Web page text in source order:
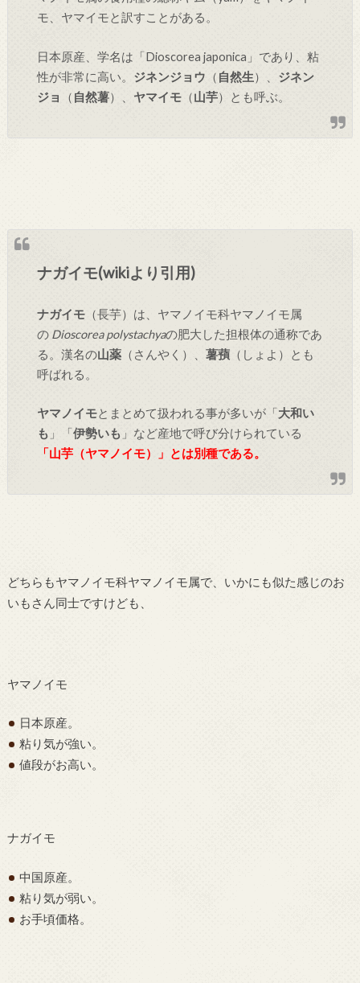
モ、ヤマイモと訳すことがある。
日本原産、学名は「Dioscorea japonica」であり、粘
性が非常に高い。 ジネンジョウ （ 自然生）、 ジネン
ジョ
（ 自然薯）、 ヤマイモ （山芋）とも呼ぶ。
ナガイモ(wikiより引用)
ナガイモ （長芋）は、ヤマノイモ科ヤマノイモ属
の Dioscorea polystachyaの肥大した担根体の通称であ
る。漢名の山薬 （さんやく）、薯蕷 （しょよ）とも
呼ばれる。
ヤマノイモとまとめて扱われる事が多いが「大和い
も 」「伊勢いも 」など産地で呼び分けられている
「山芋（ヤマノイモ）」とは別種である。
どちらもヤマノイモ科ヤマノイモ属で、いかにも似た感じのお
いもさん同士ですけども、
ヤマノイモ
日本原産。
粘り気が強い。
値段がお高い。
ナガイモ
中国原産。
粘り気が弱い。
お手頃価格。